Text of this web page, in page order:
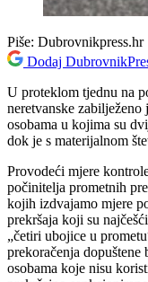
Piše: Dubrovnikpress.hr
Dodaj
U proteklom tjednu na
neretvanske
osobama u kojima su
dok je s materijalnom
Provodeći mjere
počinitelja prometnih
kojih izdvajamo mjere
prekršaja koji su
„četiri ubojice u
prekoračenja dopuštene
osobama koje nisu